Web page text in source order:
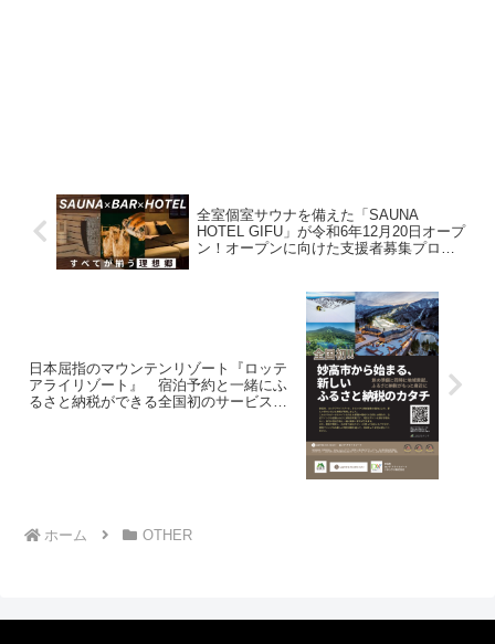
全室個室サウナを備えた「SAUNA
HOTEL GIFU」が令和6年12月20日オープ
ン！オープンに向けた支援者募集プロジ
日本屈指のマウンテンリゾート『ロッテ
アライリゾート』 宿泊予約と一緒にふ
るさと納税ができる全国初のサービス
ホーム OTHER